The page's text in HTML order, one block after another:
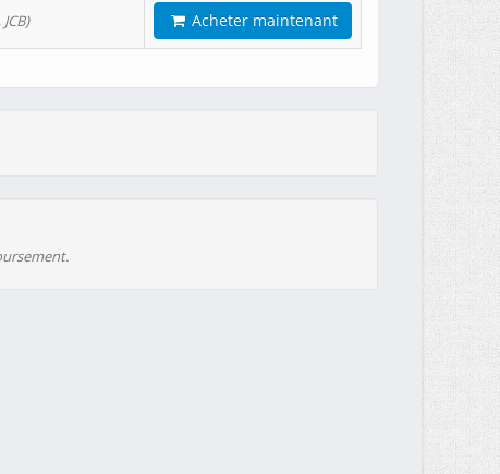
Acheter maintenant